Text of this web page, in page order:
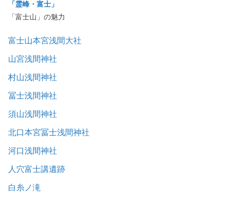
「霊峰・富士」
「富士山」の魅力
富士山本宮浅間大社
山宮浅間神社
村山浅間神社
冨士浅間神社
須山浅間神社
北口本宮冨士浅間神社
河口浅間神社
人穴富士講遺跡
白糸ノ滝